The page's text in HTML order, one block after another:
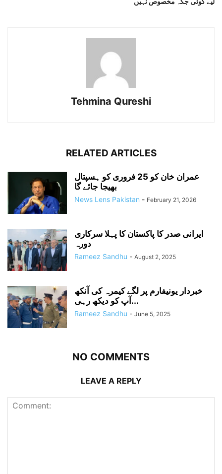
Tehmina Qureshi
RELATED ARTICLES
عمران خان کو 25 فروری کو ہسپتال
بھیجا جائے گا
News Lens Pakistan - February 21, 2026
ایرانی صدر کا پاکستان کا پہلا سرکاری
دورہ
Rameez Sandhu - August 2, 2025
خبردار یونیفارم پر لگے کیمرہ کی آنکھ
آپ کو دیکھ رہی...
Rameez Sandhu - June 5, 2025
NO COMMENTS
LEAVE A REPLY